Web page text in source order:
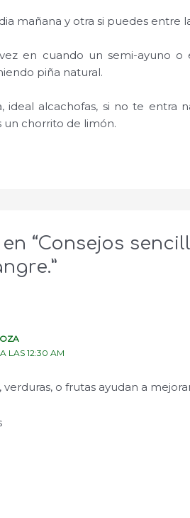
mañana y otra si puedes entre
en cuando un semi-ayuno
piña natural.
ideal alcachofas, si no te entra
un chorrito de limón.
“Consejos
LAS 12:30 AM
o frutas ayudan a